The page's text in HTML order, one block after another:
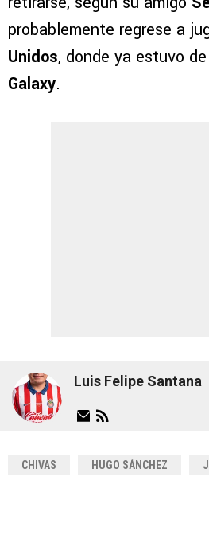
probablemente regrese a
Unidos, donde ya estuvo
Galaxy.
Luis Felipe Santana
CHIVAS HUGO SÁNCHEZ